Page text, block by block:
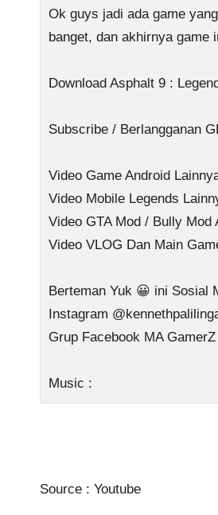
Ok guys jadi ada game
banget, dan akhirnya game
Download Asphalt 9 :
Subscribe / Berlangganan
Video Game Android
Video Mobile Legends
Video GTA Mod / Bully Mod
Video VLOG Dan Main
Berteman Yuk 😀 ini Sosial
Instagram
Grup Facebook MA GamerZ
Music :
Source : Youtube